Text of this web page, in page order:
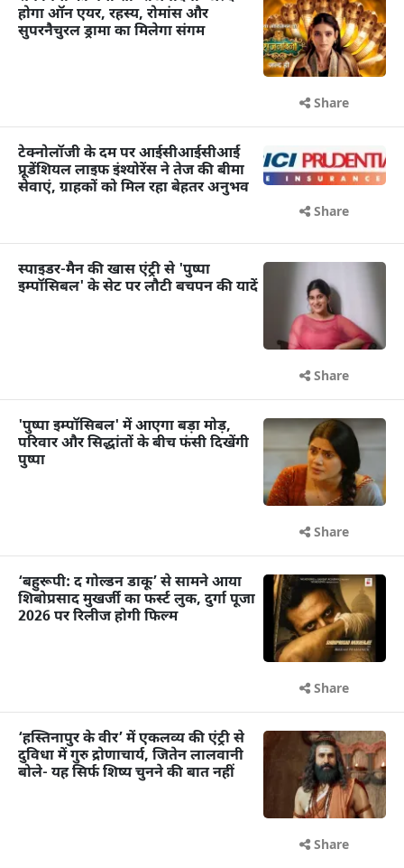
होगा ऑन एयर, रहस्य, रोमांस और
सुपरनैचुरल ड्रामा का मिलेगा संगम
Share
टेक्नोलॉजी के दम पर आईसीआईसीआई
प्रूडेंशियल लाइफ इंश्योरेंस ने तेज की बीमा
सेवाएं, ग्राहकों को मिल रहा बेहतर अनुभव
Share
स्पाइडर-मैन की खास एंट्री से 'पुष्पा
इम्पॉसिबल' के सेट पर लौटी बचपन की यादें
Share
'पुष्पा इम्पॉसिबल' में आएगा बड़ा मोड़,
परिवार और सिद्धांतों के बीच फंसी दिखेंगी
पुष्पा
Share
‘बहुरूपी: द गोल्डन डाकू’ से सामने आया
शिबोप्रसाद मुखर्जी का फर्स्ट लुक, दुर्गा पूजा
2026 पर रिलीज होगी फिल्म
Share
‘हस्तिनापुर के वीर’ में एकलव्य की एंट्री से
दुविधा में गुरु द्रोणाचार्य, जितेन लालवानी
बोले- यह सिर्फ शिष्य चुनने की बात नहीं
Share